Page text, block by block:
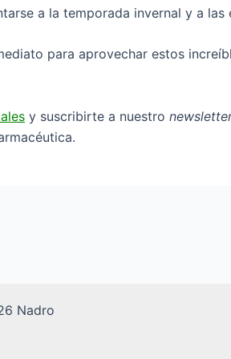
a la temporada invernal y a
para aprovechar estos
y suscribirte a nuestro
Nadro